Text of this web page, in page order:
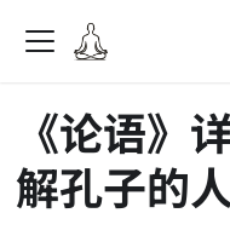
《论语》
解孔子的